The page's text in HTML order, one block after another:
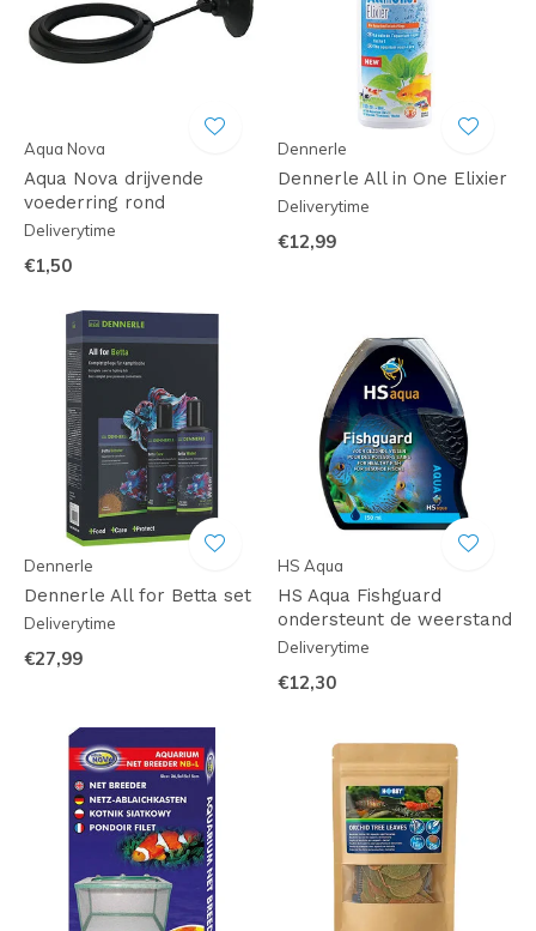
Aqua Nova
Aqua Nova drijvende
voederring rond
Deliverytime
€1,50
Dennerle
Dennerle All in One Elixier
Deliverytime
€12,99
Dennerle
Dennerle All for Betta set
Deliverytime
€27,99
HS Aqua
HS Aqua Fishguard
ondersteunt de weerstand
Deliverytime
€12,30